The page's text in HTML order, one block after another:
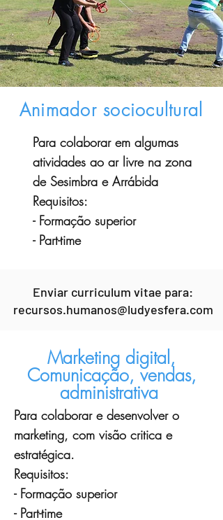
Animador sociocultural
Para colaborar em algumas
atividades ao ar livre na zona
de Sesimbra e Arrábida
Requisitos:
- Formação superior
- Part-time
Enviar curriculum vitae para:
recursos.humanos@ludyesfera.com
Marketing digital,
Comunicação, vendas,
administrativa
Para colaborar e desenvolver o
marketing, com visão critica e
estratégica.
Requisitos:
- Formação superior
- Part-time